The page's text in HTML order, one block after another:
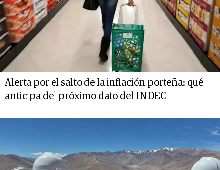
Alerta por el salto de la inflación porteña: qué
anticipa del próximo dato del INDEC